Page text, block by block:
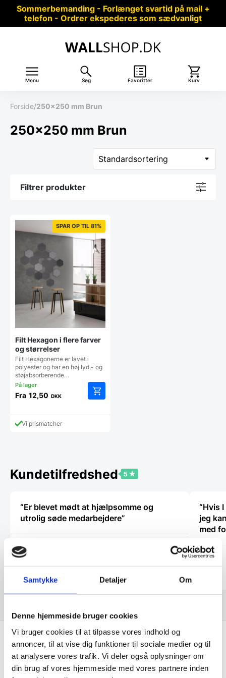
Samtykke Detaljer Om
Denne hjemmeside bruger cookies
Vi bruger cookies til at tilpasse vores indhold og
annoncer, til at vise dig funktioner til sociale medier og til
at analysere vores trafik. Vi deler også oplysninger om
din brug af vores hjemmeside med vores partnere inden
Sommerbemanding - Forlænget svartid på mail +
telefon - Ordrer ekspederes som sædvanligt
Menu Søg Favoritter Kurv
Forside/250x250 mm Brun
250x250 mm Brun
Filtrer produkter
SPAR OP TIL 81%
Filt Hexagon i flere farver
og størrelser
Filt Hexagonerne er lavet i
polyester og har en høj lyd,- og
støjabsorberende…
Fra 12,50 DKK
vare
vælges
på
Vi prismatcher
Kundetilfredshed
“Er blevet mødt at hjælpsomme og
utrolig søde medarbejdere”
Tina
“Hvis
jeg
med
Få de bedste tilbud først!